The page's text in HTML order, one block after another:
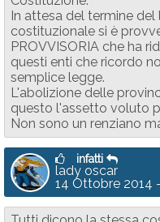
In attesa del termine
costituzionale si è
PROVVISORIA che ha
questi enti che ricordo
semplice legge.
L'abolizione delle
questo l'assetto voluto
Non sono un renziano
infatti
lady oscar
14 Ottobre 2014